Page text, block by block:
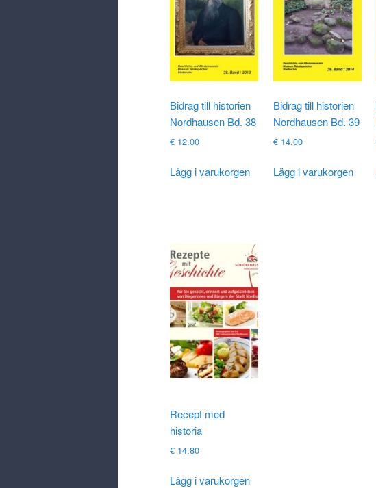
Bidrag till historien
Nordhausen Bd. 38
€ 12.00
Lägg i varukorgen
Bidrag till historien
Nordhausen Bd. 39
€14.00
Lägg i varukorgen
Recept med
historia
€ 14.80
Lägg i varukorgen